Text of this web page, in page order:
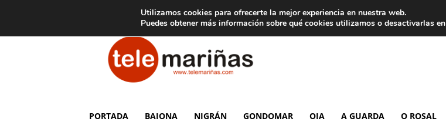
Aviso legal Tarifas de publicidad
Telemariñas
PORTADA BAIONA NIGRÁN GONDOMAR OIA A GUARDA O ROSAL
Utilizamos cookies para ofrecerte la mejor experiencia en nuestra web.
Puedes obtener más información sobre qué cookies utilizamos o desactivarlas en